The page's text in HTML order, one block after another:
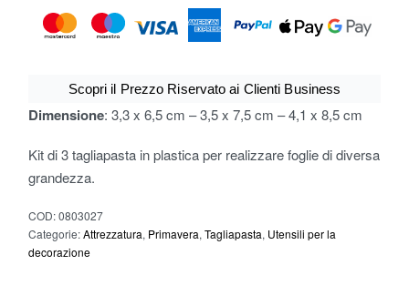
Scopri il Prezzo Riservato ai Clienti Business
Dimensione: 3,3 x 6,5 cm – 3,5 x 7,5 cm – 4,1 x 8,5 cm
Kit di 3 tagliapasta in plastica per realizzare foglie di diversa
grandezza.
COD:0803027
Categorie:Attrezzatura, Primavera,Tagliapasta, Utensili per la
decorazione